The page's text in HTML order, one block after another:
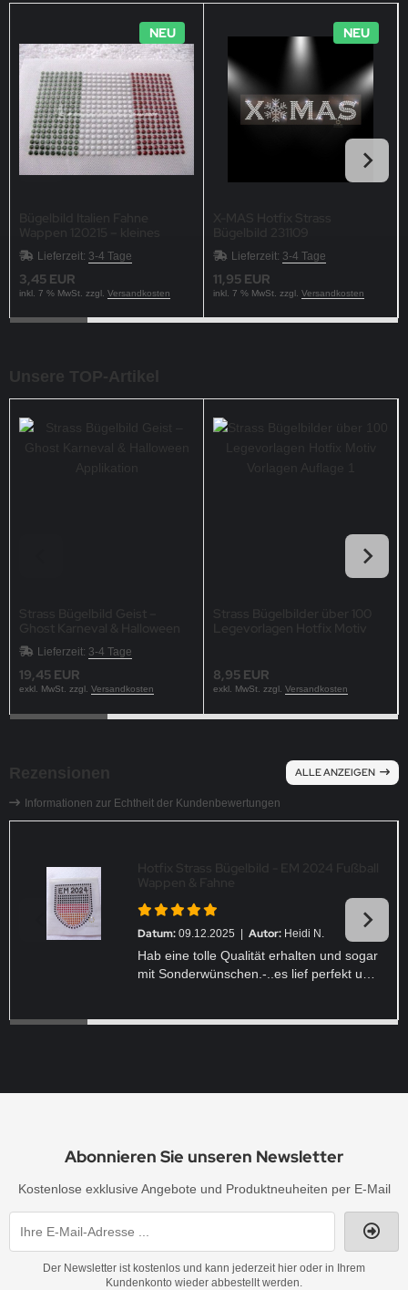
NEU
Flaggen Motiv
Lieferzeit: 3-4 Tage
3,45 EUR
inkl. 7 % MwSt. zzgl. Versandkosten
NEU
Lieferzeit: 3-4 Tage
11,95 EUR
inkl. 7 % MwSt. zzgl. Versandkosten
Unsere TOP-Artikel
Strass Bügelbild Geist –
Ghost Karneval & Halloween
Applikation
Lieferzeit: 3-4 Tage
19,45 EUR
exkl. MwSt. zzgl. Versandkosten
Strass Bügelbilder über 100
Legevorlagen Hotfix Motiv
8,95 EUR
exkl. MwSt. zzgl. Versandkosten
Rezensionen ALLE ANZEIGEN
Informationen zur Echtheit der Kundenbewertungen
Hotfix Strass Bügelbild - EM 2024 Fußball
Wappen & Fahne
Datum: 09.12.2025 | Autor: Heidi N.
Hab eine tolle Qualität erhalten und sogar
mit Sonderwünschen.-..es lief perfekt und
Abonnieren Sie unseren Newsletter
Kostenlose exklusive Angebote und Produktneuheiten per E-Mail
Der Newsletter ist kostenlos und kann jederzeit hier oder in Ihrem
Kundenkonto wieder abbestellt werden.